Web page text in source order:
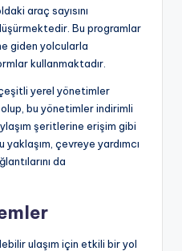
araç sayısını
Bu programlar
giden yolcularla
kullanmaktadır.
çeşitli yerel yönetimler
bu yönetimler indirimli
şeritlerine erişim gibi
çevreye yardımcı
da
ulaşım için etkili bir yol